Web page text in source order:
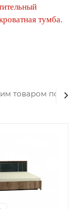
тумба.
товаром